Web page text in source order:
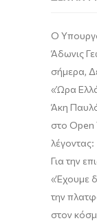
Ο
Άδωνις
σήμερα,
«Ώρα
Άκη
στο Open
λέγοντας:
Για την
«Έχουμε
την
στον